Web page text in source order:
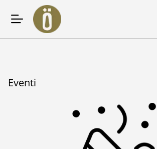
Eventi